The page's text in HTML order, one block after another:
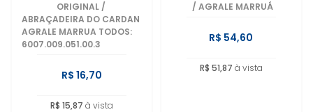
ORIGINAL /
ABRAÇADEIRA DO CARDAN
AGRALE MARRUA TODOS:
6007.009.051.00.3
R$ 16,70
R$ 15,87 à vista
/ AGRALE MARRUÁ
R$ 54,60
R$ 51,87 à vista